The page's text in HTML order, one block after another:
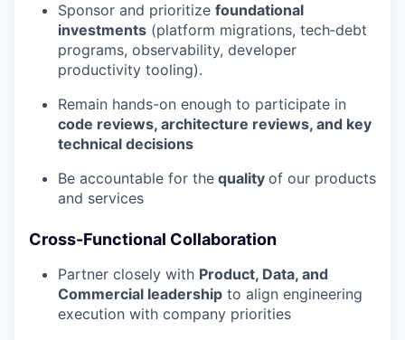
Sponsor and prioritize foundational
investments (platform migrations, tech‑debt
programs, observability, developer
productivity tooling).
Remain hands-on enough to participate in
code reviews, architecture reviews, and key
technical decisions
Be accountable for the quality of our products
and services
Cross-Functional Collaboration
Partner closely with Product, Data, and
Commercial leadership to align engineering
execution with company priorities